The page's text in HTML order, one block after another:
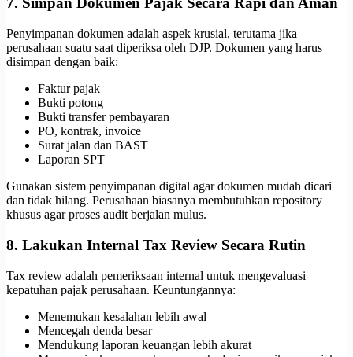
Penyimpanan dokumen adalah aspek krusial, terutama jika
perusahaan suatu saat diperiksa oleh DJP. Dokumen yang harus
disimpan dengan baik:
Faktur pajak
Bukti potong
Bukti transfer pembayaran
PO, kontrak, invoice
Surat jalan dan BAST
Laporan SPT
Gunakan sistem penyimpanan digital agar dokumen mudah dicari
dan tidak hilang. Perusahaan biasanya membutuhkan repository
khusus agar proses audit berjalan mulus.
8. Lakukan Internal Tax Review Secara Rutin
Tax review adalah pemeriksaan internal untuk mengevaluasi
kepatuhan pajak perusahaan. Keuntungannya:
Menemukan kesalahan lebih awal
Mencegah denda besar
Mendukung laporan keuangan lebih akurat